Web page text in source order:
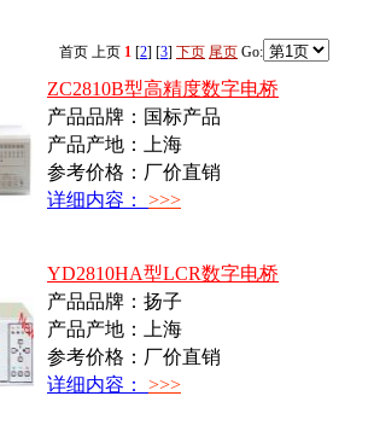
首页 上页 1 [2] [3] 下页 尾页 Go:
ZC2810B型高精度数字电桥
产品品牌：国标产品
产品产地：上海
参考价格：厂价直销
详细内容： >>>
YD2810HA型LCR数字电桥
产品品牌：扬子
产品产地：上海
参考价格：厂价直销
详细内容： >>>